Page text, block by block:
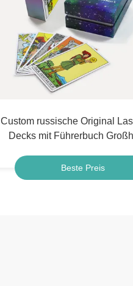
Custom russische Original
Decks mit Führerbuch
Spaß Brettspiel
Beste Preis